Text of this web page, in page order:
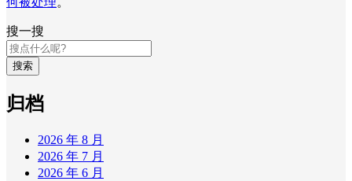
搜一搜
搜索
归档
2026 年 8 月
2026 年 7 月
2026 年 6 月